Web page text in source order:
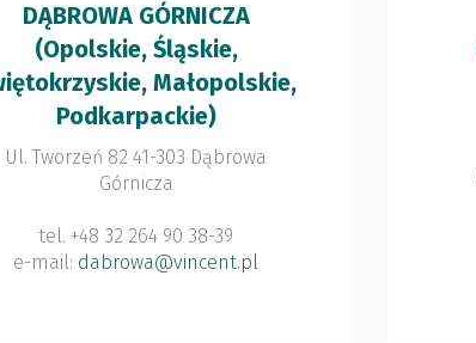
DĄBROWA GÓRNICZA
(Opolskie, Śląskie,
Małopolskie,
Podkarpackie)
Ul. Tworzeń 82 41-303 Dąbrowa
Górnicza
tel. +48 32 264 90 38-39
e-mail: dabrowa@vincent.pl